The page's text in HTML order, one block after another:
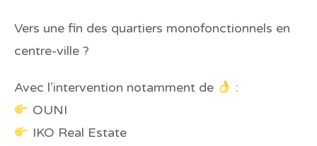
Vers une fin des quartiers monofonctionnels en
centre-ville ?
Avec l’intervention notamment de
:
OUNI
IKO Real Estate